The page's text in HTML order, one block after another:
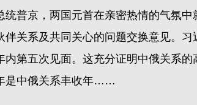
统普京，两国元首在亲密热情的气氛中
伴关系及共同关心的问题交换意见。习
内第五次见面。这充分证明中俄关系的
是中俄关系丰收年……